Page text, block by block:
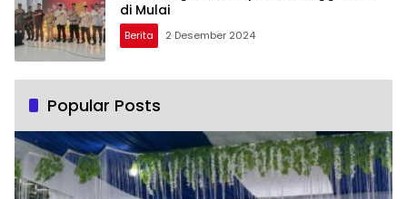
di Mulai
Berita 2 Desember 2024
Popular Posts